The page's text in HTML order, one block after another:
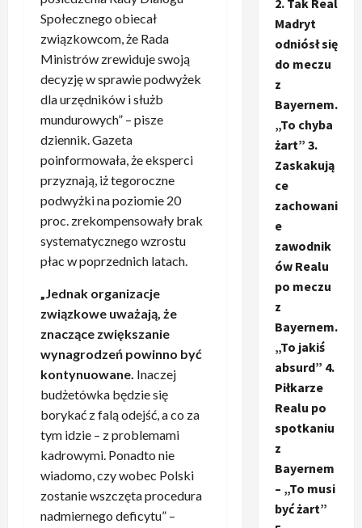
Społecznego obiecał
związkowcom, że Rada
Ministrów zrewiduje swoją
decyzję w sprawie podwyżek
dla urzędników i służb
mundurowych” – pisze
dziennik. Gazeta
poinformowała, że eksperci
przyznają, iż tegoroczne
podwyżki na poziomie 20
proc. zrekompensowały brak
systematycznego wzrostu
płac w poprzednich latach.
„Jednak organizacje
związkowe uważają, że
znaczące zwiększanie
wynagrodzeń powinno być
kontynuowane. Inaczej
budżetówka będzie się
borykać z falą odejść, a co za
tym idzie – z problemami
kadrowymi. Ponadto nie
wiadomo, czy wobec Polski
zostanie wszczęta procedura
nadmiernego deficytu” –
2. Tak Real
Madryt
odniósł się
do meczu
z
Bayernem.
„To chyba
żart” 3.
Zaskakują
ce
zachowani
e
zawodnik
ów Realu
po meczu
z
Bayernem.
„To jakiś
absurd” 4.
Piłkarze
Realu po
spotkaniu
z
Bayernem
– „To musi
być żart”